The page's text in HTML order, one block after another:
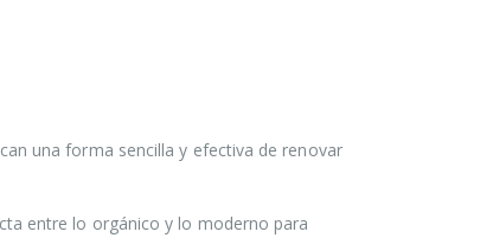
una forma sencilla y efectiva de renovar
entre lo orgánico y lo moderno para